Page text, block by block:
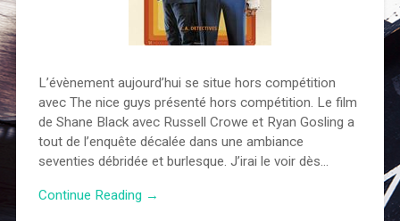
L’évènement aujourd’hui se situe hors compétition
avec The nice guys présenté hors compétition. Le film
de Shane Black avec Russell Crowe et Ryan Gosling a
tout de l’enquête décalée dans une ambiance
seventies débridée et burlesque. J’irai le voir dès…
Continue Reading →